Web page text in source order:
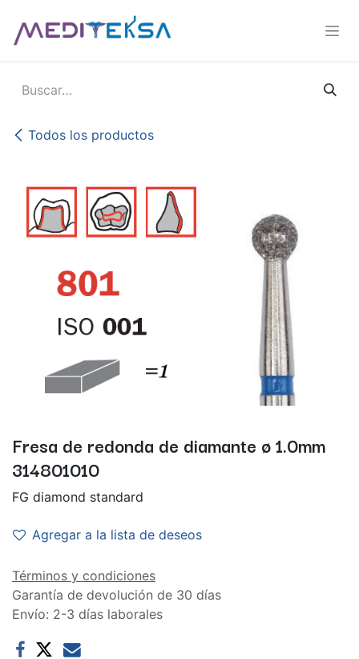
Todos los productos
Fresa de redonda de diamante ø 1.0mm
314801010
FG diamond standard
Agregar a la lista de deseos
Términos y condiciones
Garantía de devolución de 30 días
Envío: 2-3 días laborales